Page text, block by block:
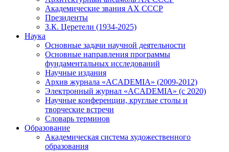
Академические звания АХ СССР
Президенты
З.К. Церетели (1934-2025)
Наука
Основные задачи научной деятельности
Основные направления программы
фундаментальных исследований
Научные издания
Архив журнала «ACADEMIA» (2009-2012)
Электронный журнал «ACADEMIA» (с 2020)
Научные конференции, круглые столы и
творческие встречи
Словарь терминов
Образование
Академическая система художественного
образования